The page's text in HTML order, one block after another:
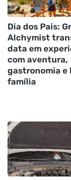
Dia dos Pais:
Alchymist
data em
com aventura,
gastronomia e
família